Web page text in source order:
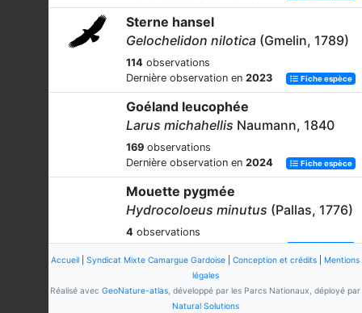
Sterne hansel
Gelochelidon nilotica (Gmelin, 1789)
114 observations
Dernière observation en 2023 Fiche espèce
Goéland leucophée
Larus michahellis Naumann, 1840
169 observations
Dernière observation en 2024 Fiche espèce
Mouette pygmée
Hydrocoloeus minutus (Pallas, 1776)
4 observations
Dernière observation en2022
Sterne caugek
Thalasseus sandvicensis(Latham,
Accueil Syndicat Mixte Camargue Gardoise Conception et crédits
Mentions
légales
Réalisé avec GeoNature-atlas , développé par les Parcs Nationaux, déployé par
Natural Solutions